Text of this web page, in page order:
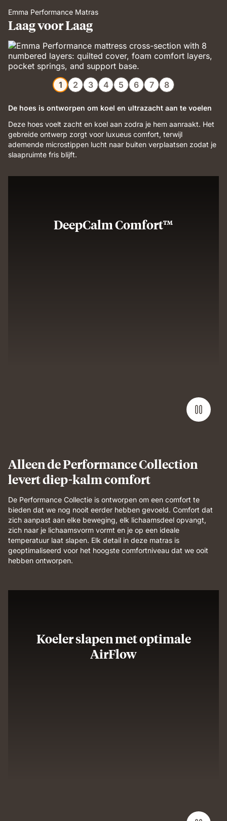
Emma Performance Matras
Laag voor Laag
1 2 3 4 5 6 7 8
De hoes is ontworpen om koel en ultrazacht aan te voelen
Deze hoes voelt zacht en koel aan zodra je hem aanraakt. Het
gebreide ontwerp zorgt voor luxueus comfort, terwijl
ademende microstippen lucht naar buiten verplaatsen zodat je
slaapruimte fris blijft.
DeepCalm Comfort™
Alleen de Performance Collection
levert diep-kalm comfort
De Performance Collectie is ontworpen om een comfort te
bieden dat we nog nooit eerder hebben gevoeld. Comfort dat
zich aanpast aan elke beweging, elk lichaamsdeel opvangt,
zich naar je lichaamsvorm vormt en je op een ideale
temperatuur laat slapen. Elk detail in deze matras is
geoptimaliseerd voor het hoogste comfortniveau dat we ooit
hebben ontworpen.
Koeler slapen met optimale
AirFlow